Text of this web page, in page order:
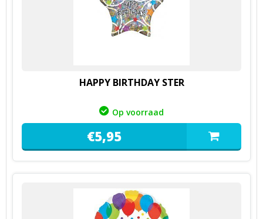
HAPPY BIRTHDAY STER
Op voorraad
€5,95